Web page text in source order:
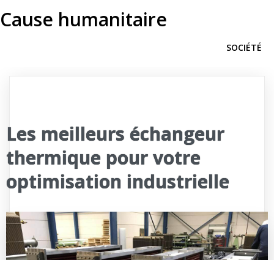
Cause humanitaire
SOCIÉTÉ
Les meilleurs échangeur
thermique pour votre
optimisation industrielle